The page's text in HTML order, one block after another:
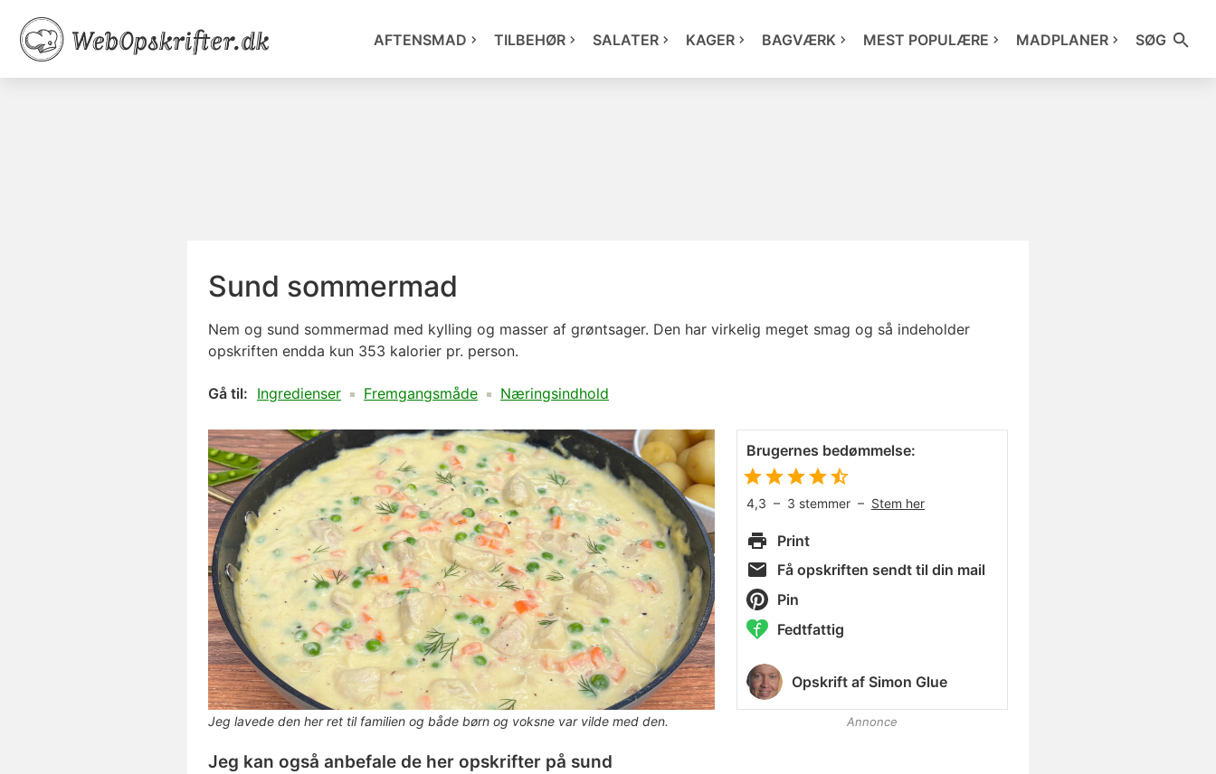
AFTENSMAD TILBEHØR SALATER KAGER BAGVÆRK MEST POPULÆRE MADPLANER SØG
Sund sommermad
Nem og sund sommermad med kylling og masser af grøntsager. Den har virkelig meget smag og så indeholder
opskriften endda kun 353 kalorier pr. person.
Gå til: Ingredienser Fremgangsmåde Næringsindhold
Jeg lavede den her ret til familien og både børn og voksne var vilde med den.
Jeg kan også anbefale de her opskrifter på sund
Brugernes bedømmelse:
4,3 – 3 stemmer – Stem her
Print
Få opskriften sendt til din mail
Pin
Fedtfattig
Opskrift af Simon Glue
Annonce